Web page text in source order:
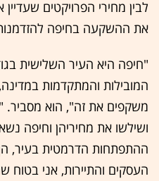
לבין מחירי הפרויקטים
את ההשקעה בחיפה
"חיפה היא העיר השלישית
המובילות והמתקדמות
משקפים את זה", הוא מסביר.
ושילשו את מחיריהן וחיפה
ההתפתחות הדרמטית בעיר, הן
העסקים והתיירות, אני בטוח